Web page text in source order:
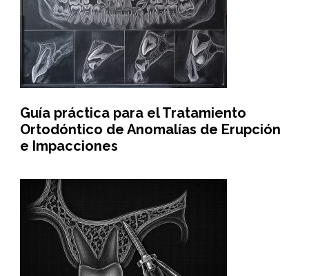
Guía práctica para el Tratamiento
Ortodóntico de Anomalías de Erupción
e Impacciones